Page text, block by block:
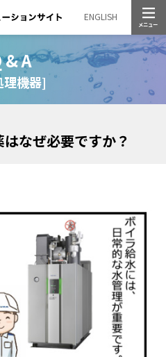
ENGLISH
& A
機器]
なぜ必要ですか？